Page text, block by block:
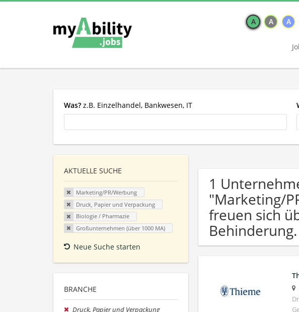
A A A
Was? z.B. Einzelhandel, Bankwesen, IT
AKTUELLE SUCHE
Marketing/PR/Werbung
Druck, Papier und Verpackung
Biologie / Pharmazie
Großunternehmen (über 1000 MA)
Neue Suche starten
BRANCHE
Druck, Papier und Verpackung
1
"Marketing/
freuen sich
Behinderung.